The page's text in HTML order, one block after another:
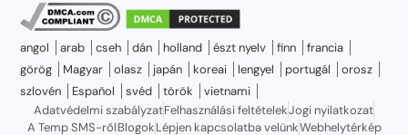
angol arab cseh dán holland észt nyelv finn
francia
görög
Magyar olasz japán koreai lengyel portugál
orosz
szlovén
Español svéd török
vietnami
Adatvédelmi szabályzatFelhasználási feltételekJogi nyilatkozat
A Temp SMS-rőlBlogokLépjen kapcsolatba velünkWebhelytérkép